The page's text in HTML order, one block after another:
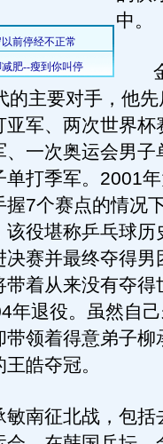
中。
金
的主要对手，他
军、两次世界杯
一次奥运会男子
打季军。2001
7个赛点的情况
役堪称乒乓球历
赛并最终夺得男
着从来没有夺得
年退役。虽然自
领着得意弟子柳
皓夺冠。
南征北战，包括